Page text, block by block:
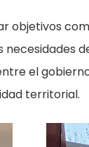
objetivos
el
territorial.